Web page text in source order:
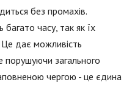
без промахів.
часу, так як їх
дає можливість
порушуючи загального
чергою - це єдина